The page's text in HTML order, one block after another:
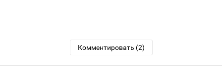
Комментировать (2)